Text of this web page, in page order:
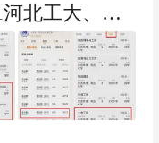
北工大、海